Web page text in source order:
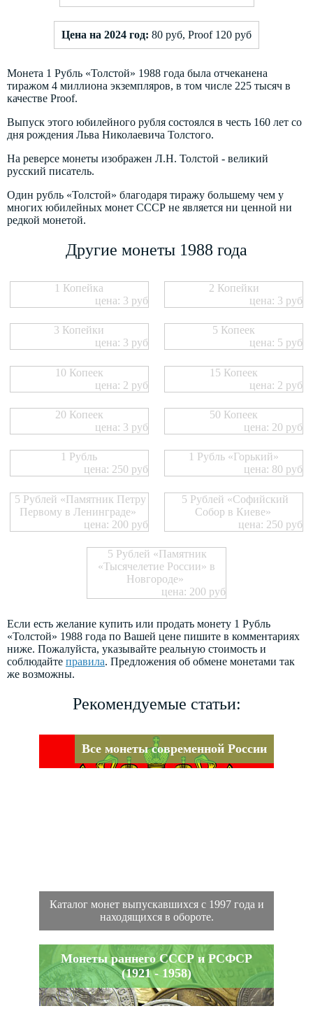
Цена на 2024 год: 80 руб, Proof 120 руб
Монета 1 Рубль «Толстой» 1988 года была отчеканена
тиражом 4 миллиона экземпляров, в том числе 225 тысяч в
качестве Proof.
Выпуск этого юбилейного рубля состоялся в честь 160 лет со
дня рождения Льва Николаевича Толстого.
На реверсе монеты изображен Л.Н. Толстой - великий
русский писатель.
Один рубль «Толстой» благодаря тиражу большему чем у
многих юбилейных монет СССР не является ни ценной ни
редкой монетой.
Другие монеты 1988 года
1 Копейка
цена: 3 руб
2 Копейки
цена: 3 руб
3 Копейки
цена: 3 руб
5 Копеек
цена: 5 руб
10 Копеек
цена: 2 руб
15 Копеек
цена: 2 руб
20 Копеек
цена: 3 руб
50 Копеек
цена: 20 руб
1 Рубль
цена: 250 руб
1 Рубль «Горький»
цена: 80 руб
5 Рублей «Памятник Петру
Первому в Ленинграде»
цена: 200 руб
5 Рублей «Софийский
Собор в Киеве»
цена: 250 руб
5 Рублей «Памятник
«Тысячелетие России» в
Новгороде»
цена: 200 руб
Если есть желание купить или продать монету 1 Рубль
«Толстой» 1988 года по Вашей цене пишите в комментариях
ниже. Пожалуйста, указывайте реальную стоимость и
соблюдайте правила. Предложения об обмене монетами так
же возможны.
Рекомендуемые статьи:
Все монеты современной России
Каталог монет выпускавшихся с 1997 года и
находящихся в обороте.
Монеты раннего СССР и РСФСР
(1921 - 1958)